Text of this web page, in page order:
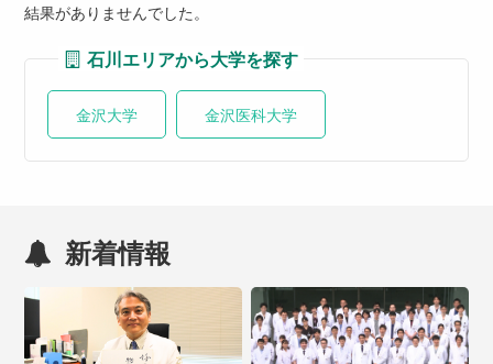
結果がありませんでした。
石川エリアから大学を探す
金沢大学 金沢医科大学
新着情報